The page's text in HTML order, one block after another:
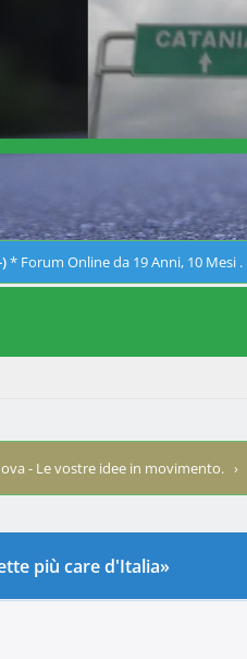
* Forum Online da 19 Anni, 10 Mesi .
- Le vostre idee in movimento. ›
più care d'Italia»